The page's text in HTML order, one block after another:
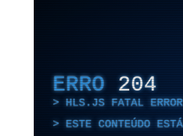
ERRO 204
HLS.JS FATAL
ESTE CONTEÚDO